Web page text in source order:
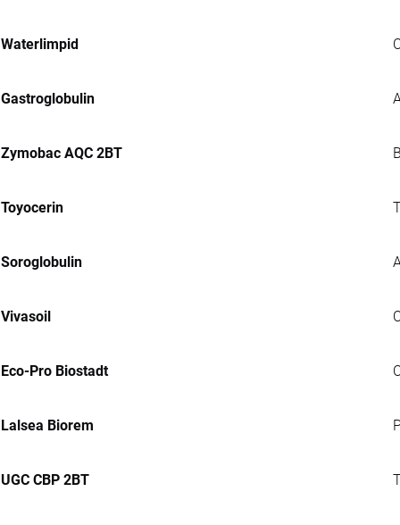
Waterlimpid
Gastroglobulin
Zymobac AQC 2BT
Toyocerin
Soroglobulin
Vivasoil
Eco-Pro Biostadt
Lalsea Biorem
UGC CBP 2BT